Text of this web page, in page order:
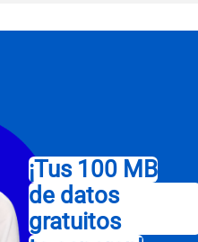
¡Tus 100 MB
de datos
gratuitos